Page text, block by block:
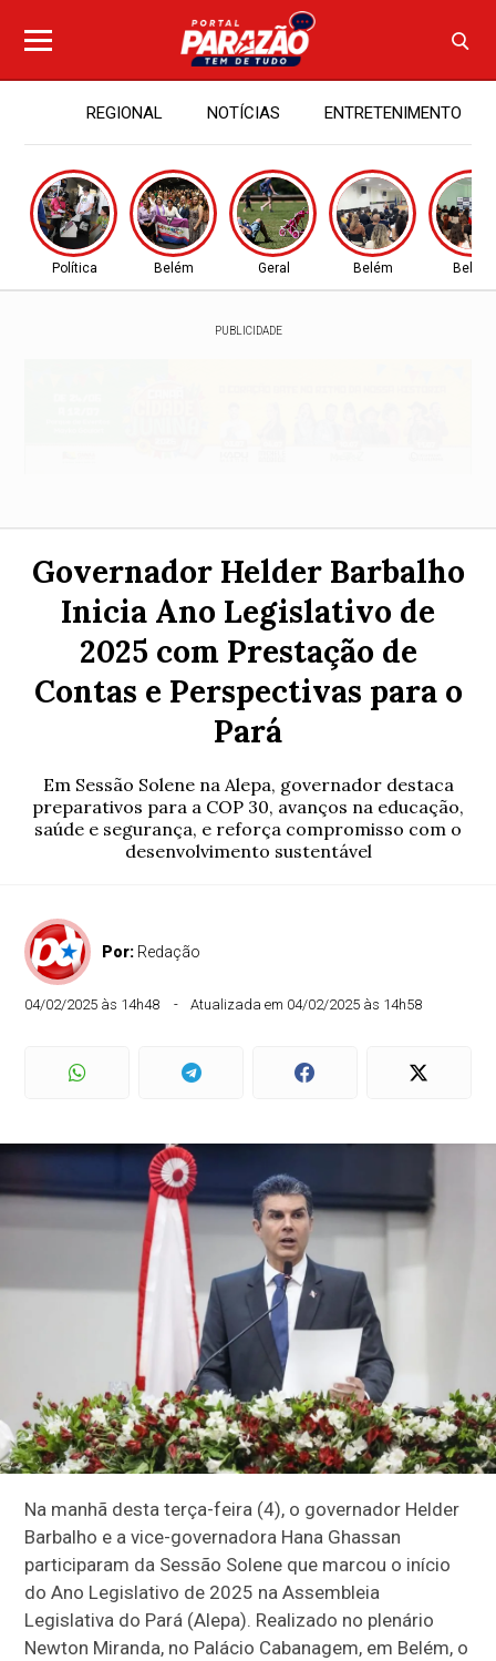
REGIONAL NOTÍCIAS ENTRETENIMENTO
Política Belém Geral Belém Belém
PUBLICIDADE
Governador Helder Barbalho
Inicia Ano Legislativo de
2025 com Prestação de
Contas e Perspectivas para o
Pará
Em Sessão Solene na Alepa, governador destaca
preparativos para a COP 30, avanços na educação,
saúde e segurança, e reforça compromisso com o
desenvolvimento sustentável
Por: Redação
04/02/2025 às 14h48 Atualizada em 04/02/2025 às 14h58
Na manhã desta terça-feira (4), o governador Helder
Barbalho e a vice-governadora Hana Ghassan
participaram da Sessão Solene que marcou o início
do Ano Legislativo de 2025 na Assembleia
Legislativa do Pará (Alepa). Realizado no plenário
Newton Miranda, no Palácio Cabanagem, em Belém, o